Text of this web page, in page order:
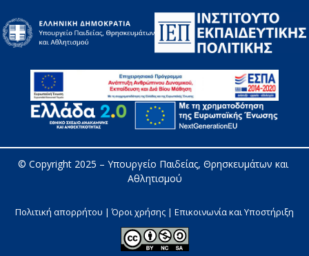
© Copyright 2025 – Υπουργείο Παιδείας, Θρησκευμάτων και
Αθλητισμού
Πολιτική απορρήτου | Όροι χρήσης | Επικοινωνία και Υποστήριξη